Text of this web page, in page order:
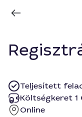
Teljesített
Költségkeret
Online